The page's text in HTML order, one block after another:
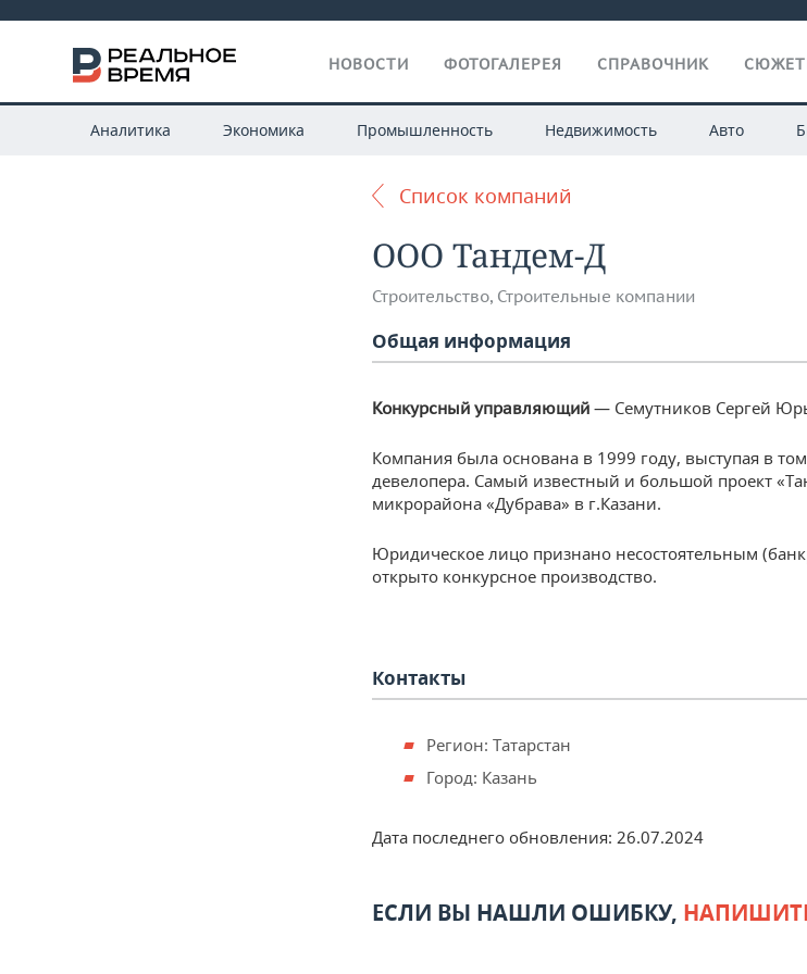
НОВОСТИ ФОТОГАЛЕРЕЯ СПРАВОЧНИК
Аналитика Экономика Промышленность Недвижимость Авто
Список компаний
ООО Тандем-Д
Строительство, Строительные компании
Общая информация
Конкурсный управляющий — Семутников Сергей
Компания была основана в 1999 году, выступая в
девелопера. Самый известный и большой проект
микрорайона «Дубрава» в г.Казани.
Юридическое лицо признано несостоятельным
открыто конкурсное производство.
Контакты
Регион: Татарстан
Город: Казань
Дата последнего обновления: 26.07.2024
ЕСЛИ ВЫ НАШЛИ ОШИБКУ,